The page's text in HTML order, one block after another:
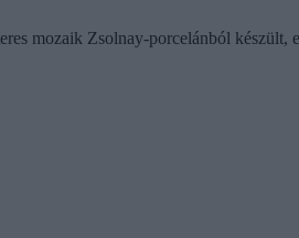
mozaik Zsolnay-porcelánból